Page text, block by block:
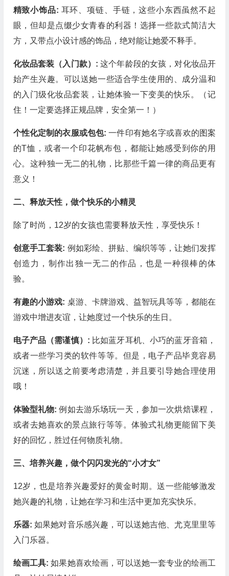
精致小饰品: 耳环、项链、手链，这些小东西虽然不起
眼，但却是点缀少女青春的利器！选择一些款式简洁大
方，又带点小设计感的饰品，绝对能让她爱不释手。
化妆品套装（入门款）:这个年龄段的女孩，对化妆品开
始产生兴趣。可以送她一些适合学生使用的、成分温和
的入门级化妆品套装，让她体验一下变美的快乐。（记
住！一定要选择正规品牌，安全第一！）
个性化定制的衣服或包包:一件印有她名字或喜欢的图案
的T恤，或者一个印花帆布包，都能让她感受到你的用
心。这种独一无二的礼物，比那些千篇一律的商品更有
意义！
二、释放天性，做个快乐的小精灵
除了时尚，12岁的女孩也需要释放天性，享受快乐！
创意手工套装: 例如彩绘、拼贴、编织等等，让她们发挥
创造力，制作出独一无二的作品，也是一种很棒的体
验。
有趣的小游戏: 桌游、卡牌游戏、益智玩具等等，都能在
游戏中增进友谊，让她度过一个快乐的生日。
电子产品（需谨慎）: 比如蓝牙耳机、小巧的蓝牙音箱，
或者一些学习类的软件等等。但是，电子产品毕竟容易
沉迷，所以送之前要考虑清楚，并且要引导她合理使用
哦！
体验型礼物:例如去游乐场玩一天，参加一次烘焙课程，
或者去她喜欢的景点旅行等等。体验式礼物更能留下美
好的回忆，胜过任何物质礼物。
三、培养兴趣，做个闪闪发光的“小才女”
12岁，也是培养兴趣爱好的黄金时期。送一些能够激发
她兴趣的礼物，让她在学习和生活中更加充实快乐。
乐器:如果她对音乐感兴趣，可以送她吉他、尤克里里等
入门乐器。
绘画工具:如果她喜欢绘画，可以送她一套专业的绘画工